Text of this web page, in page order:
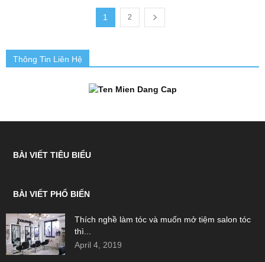
1 2
Thông Tin Liên Hệ
BÀI VIẾT TIÊU BIỂU
BÀI VIẾT PHỔ BIẾN
Thích nghề làm tóc và muốn mở tiệm salon tóc
thì...
April 4, 2019